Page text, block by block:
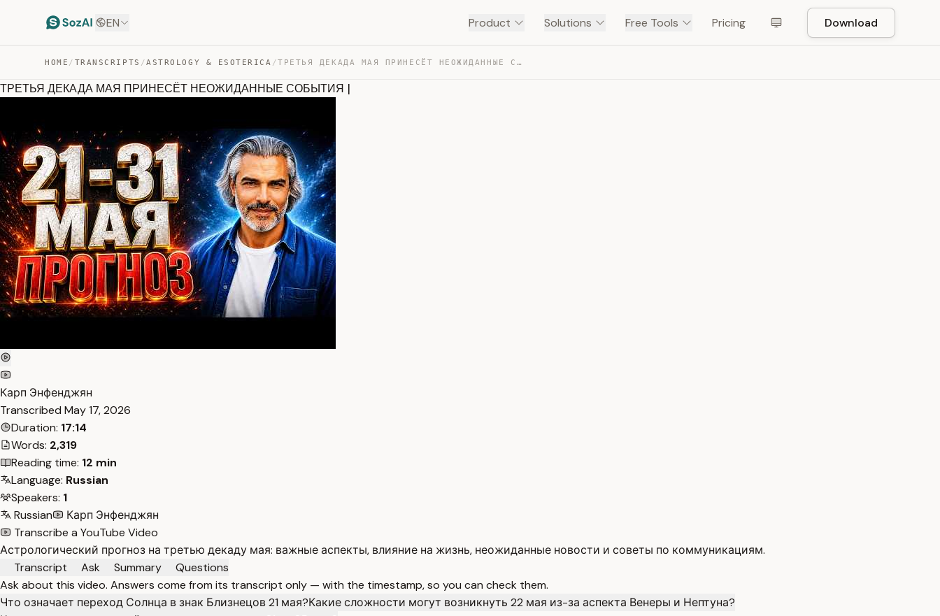
EN Product Solutions Free Tools Pricing Download
HOME / TRANSCRIPTS /ASTROLOGY & ESOTERICA / ТРЕТЬЯ ДЕКАДА МАЯ ПРИНЕСЁТ НЕОЖИДАННЫЕ СОБЫТИЯ | — TRANSCRIPT
ТРЕТЬЯ ДЕКАДА МАЯ ПРИНЕСЁТ НЕОЖИДАННЫЕ СОБЫТИЯ |
Карп Энфенджян
Transcribed May 17, 2026
Duration: 17:14
Words: 2,319
Reading time: 12 min
Language: Russian
Speakers: 1
Russian
Карп Энфенджян
Transcribe a YouTube Video
Астрологический прогноз на третью декаду мая: важные аспекты, влияние на жизнь, неожиданные новости и советы по коммуникациям.
Transcript
Ask Summary
Questions
Ask about this video. Answers come from its transcript only — with the timestamp, so you can check them.
Что означает переход Солнца в знак Близнецов 21 мая?Какие сложности могут возникнуть 22 мая из-за аспекта Венеры и Нептуна?